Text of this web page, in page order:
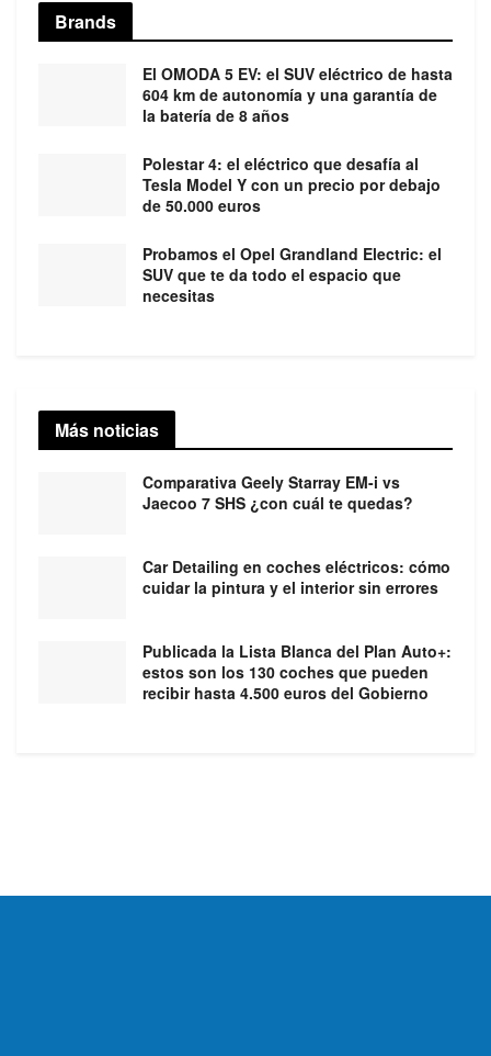
Brands
El OMODA 5 EV: el SUV eléctrico de hasta
604 km de autonomía y una garantía de
la batería de 8 años
Polestar 4: el eléctrico que desafía al
Tesla Model Y con un precio por debajo
de 50.000 euros
Probamos el Opel Grandland Electric: el
SUV que te da todo el espacio que
necesitas
Más noticias
Comparativa Geely Starray EM-i vs
Jaecoo 7 SHS ¿con cuál te quedas?
Car Detailing en coches eléctricos: cómo
cuidar la pintura y el interior sin errores
Publicada la Lista Blanca del Plan Auto+:
estos son los 130 coches que pueden
recibir hasta 4.500 euros del Gobierno